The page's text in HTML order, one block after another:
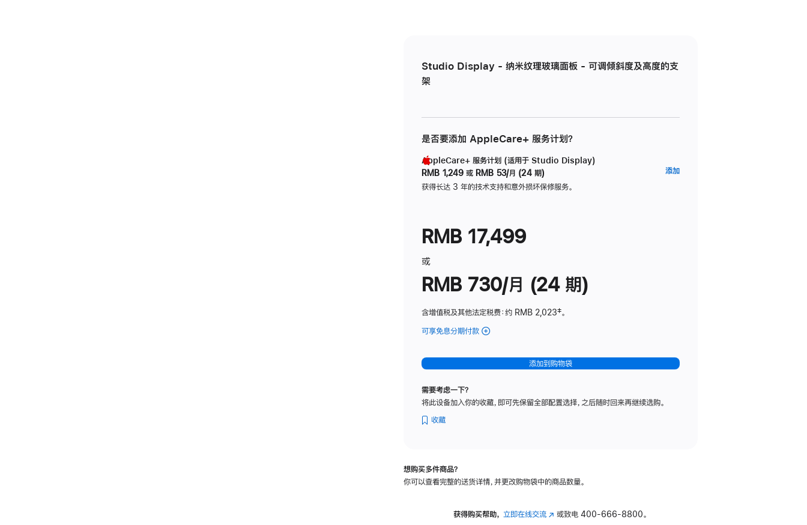
Studio Display - 纳米纹理玻璃面板 - 可调倾斜度及高度的支
架
是否要添加 AppleCare+ 服务计划？
AppleCare+ 服务计划 (适用于 Studio Display)
RMB 1,249 或 RMB 53/月 (24 期)
获得长达 3 年的技术支持和意外损坏保修服务。
添加
RMB 17,499
或
RMB 730/月 (24 期)
含增值税及其他法定税费：约 RMB 2,023脚
‡。
可享免息分期付款 (Studio
-
纳
理
可
斜
添加到购物袋
需要考虑一下？
将此设备加入你的收藏，即可先保留全部配置选择，之后随时回来再继续选购。
收藏
想购买多件商品？
你可以查看完整的送货详情，并更改购物袋中的商品数量。
获得购买帮助， 立即在线交流(在 或致电400-666-8800。